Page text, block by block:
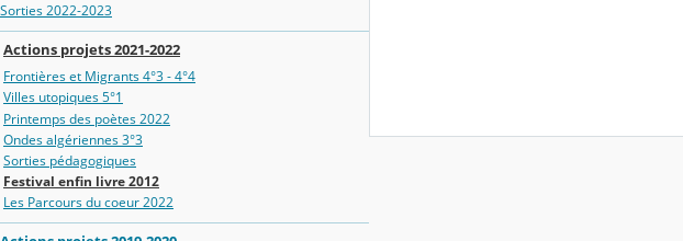
Sorties 2022-2023
Actions projets 2021-2022
Frontières et Migrants 4°3 - 4°4
Villes utopiques 5°1
Printemps des poètes 2022
Ondes algériennes 3°3
Sorties pédagogiques
Festival enfin livre 2012
Les Parcours du coeur 2022